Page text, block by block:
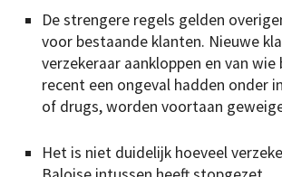
De strengere regels gelden
voor bestaande klanten. Nieuwe
verzekeraar aankloppen en van
recent een ongeval hadden onder
of drugs, worden voortaan
Het is niet duidelijk hoeveel